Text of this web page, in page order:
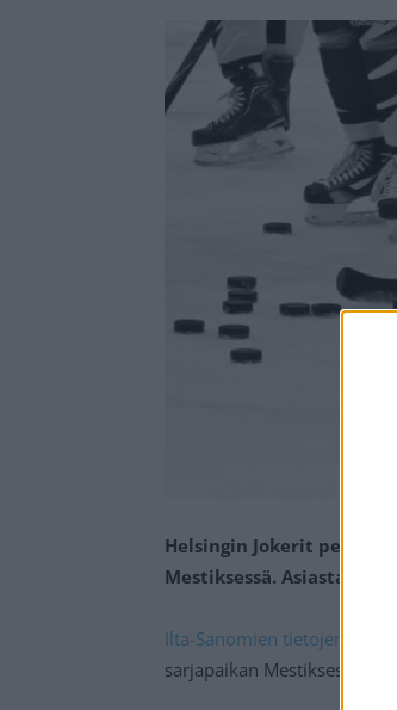
Helsingin Jokerit pelaa
Mestiksessä. Asiasta
Ilta-Sanomien tietojen
sarjapaikan Mestiksestä